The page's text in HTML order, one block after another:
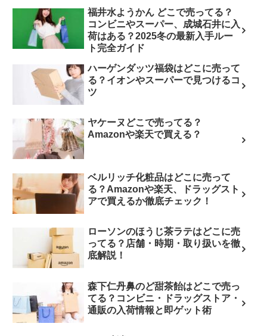
福井水ようかん どこで売ってる？
コンビニやスーパー、成城石井に入
荷はある？2025冬の最新入手ルー
ト完全ガイド
ハーゲンダッツ福袋はどこに売って
る？イオンやスーパーで見つけるコ
ツ
ヤケーヌどこで売ってる？
Amazonや楽天で買える？
ベルリッチ化粧品はどこに売って
る？Amazonや楽天、ドラッグスト
アで買えるか徹底チェック！
ローソンのほうじ茶ラテはどこに売
ってる？店舗・時期・取り扱いを徹
底解説！
森下仁丹鼻のど甜茶飴はどこで売っ
てる？コンビニ・ドラッグストア・
通販の入荷情報と即ゲット術